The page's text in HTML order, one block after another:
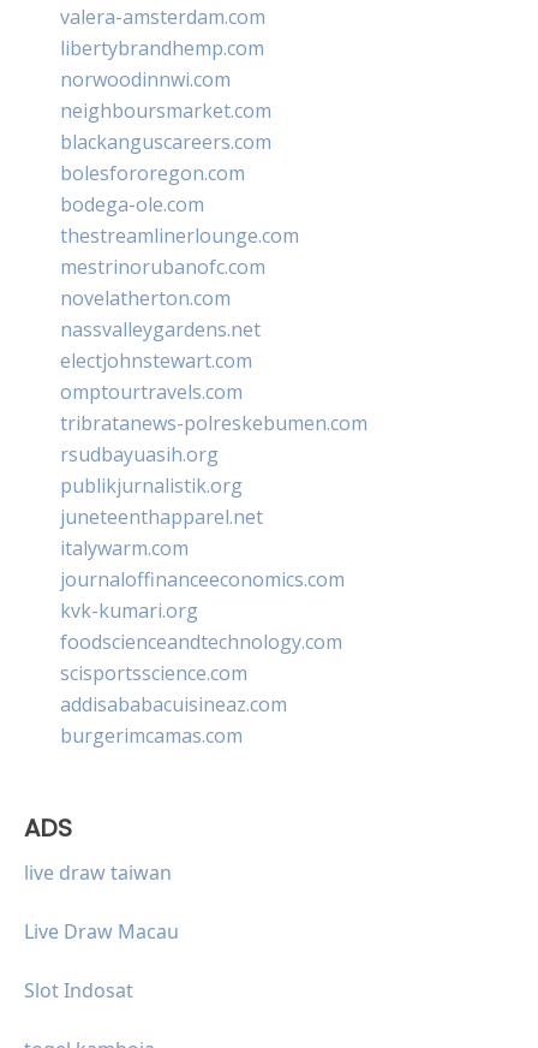
valera-amsterdam.com
libertybrandhemp.com
norwoodinnwi.com
neighboursmarket.com
blackanguscareers.com
bolesfororegon.com
bodega-ole.com
thestreamlinerlounge.com
mestrinorubanofc.com
novelatherton.com
nassvalleygardens.net
electjohnstewart.com
omptourtravels.com
tribratanews-polreskebumen.com
rsudbayuasih.org
publikjurnalistik.org
juneteenthapparel.net
italywarm.com
journaloffinanceeconomics.com
kvk-kumari.org
foodscienceandtechnology.com
scisportsscience.com
addisababacuisineaz.com
burgerimcamas.com
ADS
live draw taiwan
Live Draw Macau
Slot Indosat